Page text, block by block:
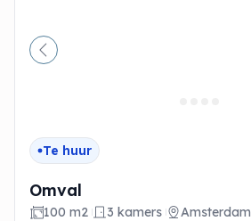
Vorige
Te huur
Omval
100 m2 3 kamers
Amsterdam